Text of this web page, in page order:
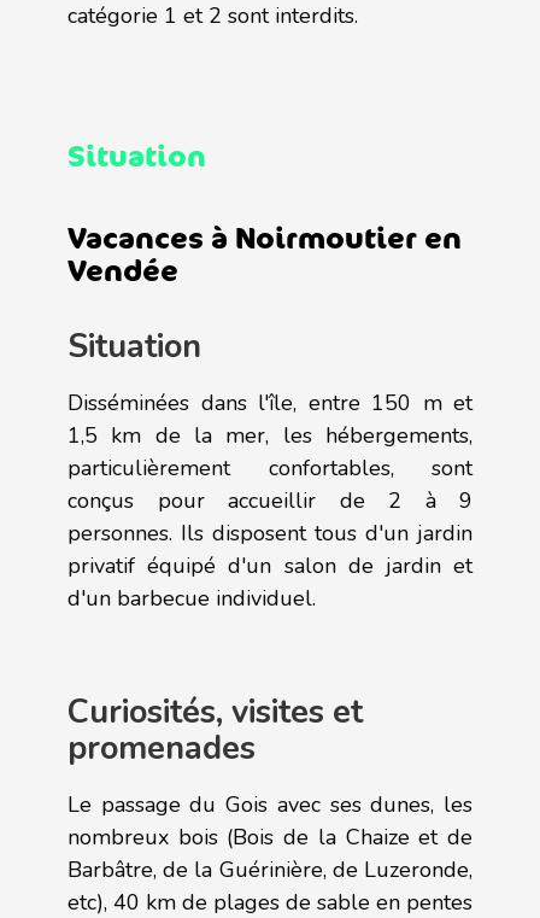
catégorie 1 et 2 sont interdits.
Situation
Vacances à Noirmoutier en
Vendée
Situation
Disséminées dans l'île, entre 150 m et
1,5 km de la mer, les hébergements,
particulièrement confortables, sont
conçus pour accueillir de 2 à 9
personnes. Ils disposent tous d'un jardin
privatif équipé d'un salon de jardin et
d'un barbecue individuel.
Curiosités, visites et
promenades
Le passage du Gois avec ses dunes, les
nombreux bois (Bois de la Chaize et de
Barbâtre, de la Guérinière, de Luzeronde,
etc), 40 km de plages de sable en pentes